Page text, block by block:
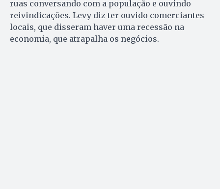
ruas conversando com a população e ouvindo
reivindicações. Levy diz ter ouvido comerciantes
locais, que disseram haver uma recessão na
economia, que atrapalha os negócios.